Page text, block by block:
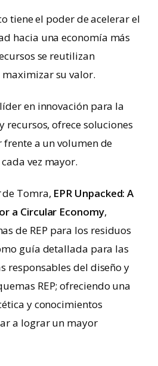
tiene el poder de acelerar el
hacia una economía más
se reutilizan
su valor.
en innovación para la
recursos, ofrece soluciones
a un volumen de
vez mayor.
de Tomra, EPR Unpacked: A
a Circular Economy,
de REP para los residuos
guía detallada para las
responsables del diseño y
REP; ofreciendo una
y conocimientos
a lograr un mayor